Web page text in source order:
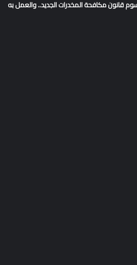
قانون مكافحة المخدرات الجديد.. والعمل به